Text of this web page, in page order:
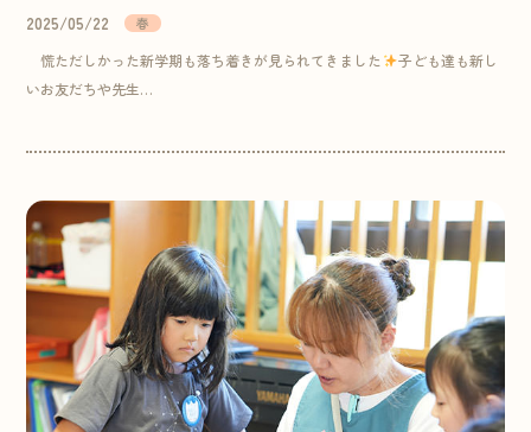
2025/05/22 春
慌ただしかった新学期も落ち着きが見られてきました
子ども達も新し
いお友だちや先生…